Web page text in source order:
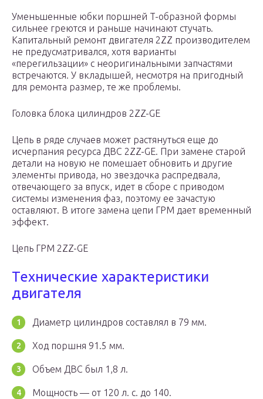
Уменьшенные юбки поршней T-образной формы
сильнее греются и раньше начинают стучать.
Капитальный ремонт двигателя 2ZZ производителем
не предусматривался, хотя варианты
«перегильзации» с неоригинальными запчастями
встречаются. У вкладышей, несмотря на пригодный
для ремонта размер, те же проблемы.
Головка блока цилиндров 2ZZ-GE
Цепь в ряде случаев может растянуться еще до
исчерпания ресурса ДВС 2ZZ-GE. При замене старой
детали на новую не помешает обновить и другие
элементы привода, но звездочка распредвала,
отвечающего за впуск, идет в сборе с приводом
системы изменения фаз, поэтому ее зачастую
оставляют. В итоге замена цепи ГРМ дает временный
эффект.
Цепь ГРМ 2ZZ-GE
Технические характеристики
двигателя
Диаметр цилиндров составлял в 79 мм.
Ход поршня 91.5 мм.
Объем ДВС был 1,8 л.
Мощность — от 120 л. с. до 140.